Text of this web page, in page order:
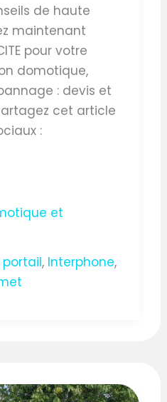
de haute
maintenant
pour votre
domotique,
: devis et
cet article
:
et
, Interphone,